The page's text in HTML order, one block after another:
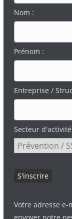
Nom :
Prénom :
Entreprise /
Secteur
Votre adresse